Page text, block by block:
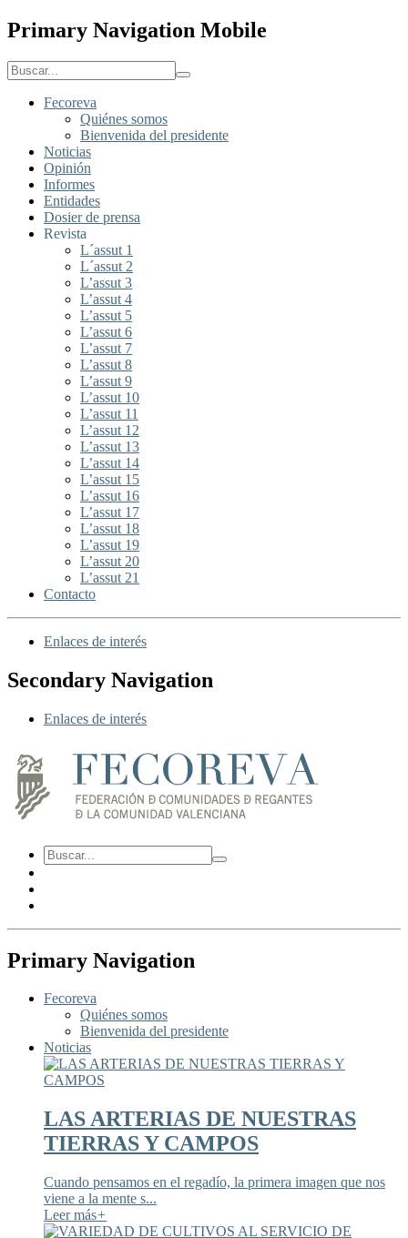
Primary Navigation Mobile
Fecoreva
Quiénes somos
Bienvenida del presidente
Noticias
Opinión
Informes
Entidades
Dosier de prensa
Revista
L´assut 1
L´assut 2
L’assut 3
L’assut 4
L’assut 5
L’assut 6
L’assut 7
L’assut 8
L’assut 9
L’assut 10
L’assut 11
L’assut 12
L’assut 13
L’assut 14
L’assut 15
L’assut 16
L’assut 17
L’assut 18
L’assut 19
L’assut 20
L’assut 21
Contacto
Enlaces de interés
Secondary Navigation
Enlaces de interés
Primary Navigation
Fecoreva
Quiénes somos
Bienvenida del presidente
Noticias
LAS ARTERIAS DE NUESTRAS
TIERRAS Y CAMPOS
Cuando pensamos en el regadío, la primera imagen que nos
viene a la mente s...
Leer más+